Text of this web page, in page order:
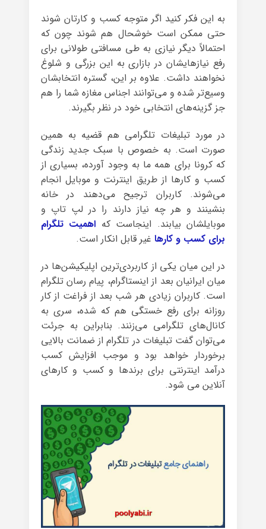
به این فکر کنید اگر متوجه کسب و کارتان شوند
حتی ممکن است خوشحال هم شوند چون که
احتمالاً دیگر نیازی به طی مسافتی طولانی برای
رفع نیازهایشان در بازاری به این بزرگی و شلوغ
نخواهند داشت. علاوه بر این، گستره انتخابشان
وسیع‌تر شده و می‌توانند اجناس مغازه شما را هم
جز گزینه‌های انتخابی خود در نظر بگیرند.
در مورد تبلیغات تلگرامی هم قضیه به همین
صورت است. به خصوص با سبک جدید زندگی
که کرونا برای همه ما به وجود آورده، بسیاری از
کسب و کارها از طریق اینترنت و موبایل انجام
می‌شوند. کاربران ترجیح می‌دهند در خانه
بنشینند و هر چه نیاز دارند را در لپ تاپ و
موبایلشان بیابند. اینجاست که اهمیت تلگرام
برای کسب و کارهاغیر قابل انکار است.
در این میان یکی از کاربردی‌ترین اپلیکیشن‌ها در
میان ایرانیان بعد از اینستاگرام، پیام رسان تلگرام
است. کاربران زیادی هر شب بعد از فراغت از کار
روزانه برای رفع خستگی هم که شده، سری به
کانال‌های تلگرامی می‌زنند. بنابراین به جرئت
می‌توان گفت تبلیغات در تلگرام از ضمانت بالایی
برخوردار خواهد بود و موجب افزایش کسب
درآمد اینترنتی برای برندها و کسب و کارهای
آنلاین می شود.